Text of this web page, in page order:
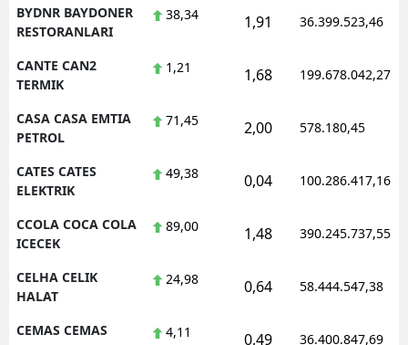
BYDNR BAYDONER
RESTORANLARI
38,34 1,91 36.399.523,46
CANTE CAN2
TERMIK
1,21 1,68 199.678.042,27
CASA CASA EMTIA
PETROL
71,45 2,00 578.180,45
CATES CATES
ELEKTRIK
49,38 0,04 100.286.417,16
CCOLA COCA COLA
ICECEK
89,00 1,48 390.245.737,55
CELHA CELIK
HALAT
24,98 0,64 58.444.547,38
CEMAS CEMAS
4,11 0,49 36.400.847,69